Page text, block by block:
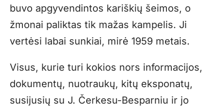
buvo apgyvendintos kariškių šeimos, o
žmonai paliktas tik mažas kampelis. Ji
vertėsi labai sunkiai, mirė 1959 metais.
Visus, kurie turi kokios nors informacijos,
dokumentų, nuotraukų, kitų eksponatų,
susijusių su J. Čerkesu-Besparniu ir jo